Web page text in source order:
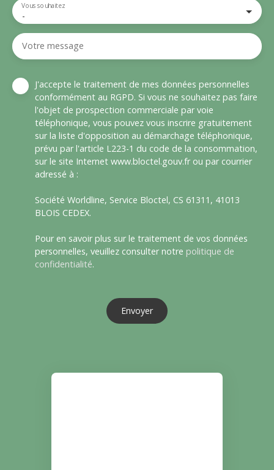
-
Vous souhaitez
Votre message
J'accepte le traitement de mes données personnelles
conformément au RGPD. Si vous ne souhaitez pas faire
l'objet de prospection commerciale par voie
téléphonique, vous pouvez vous inscrire gratuitement
sur la liste d'opposition au démarchage téléphonique,
prévu par l'article L223-1 du code de la consommation,
sur le site Internet www.bloctel.gouv.fr ou par courrier
adressé à :
Société Worldline, Service Bloctel, CS 61311, 41013
BLOIS CEDEX.
Pour en savoir plus sur le traitement de vos données
personnelles, veuillez consulter notre politique de
confidentialité.
Envoyer